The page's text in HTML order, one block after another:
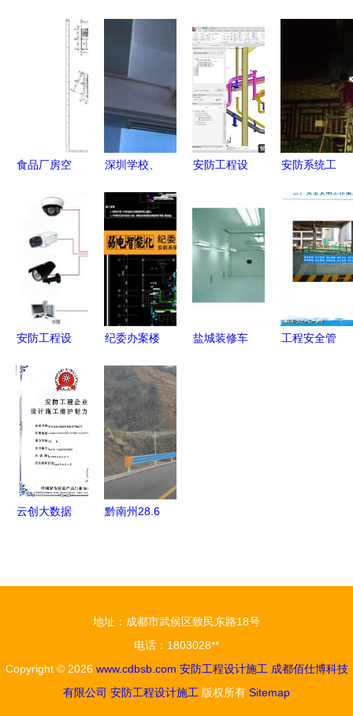
食品厂房空
防工程设计
施工一体化
方案
深圳学校、
厂安防监控
系统工程设
计与施工指
南
安防工程设
于工程建设
软件集的基
础设施一体
化解决方案
安防系统工
到施工的关
键要点
安防工程设
略 从规划
到实施的专
业指南
纪委办案楼
系统工程
深化设计与
施工要点解
析
盐城装修车
工程安全管
云创大数据
黔南州28.6
防线
地址：成都市武侯区致民东路18号
电话：1803028**
Copyright © 2026 www.cdbsb.com 安防工程设计施工 成都佰仕博科技
有限公司 安防工程设计施工 版权所有 Sitemap